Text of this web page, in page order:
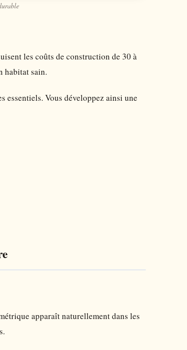
les coûts de construction de 30 à
habitat sain.
essentiels. Vous développez ainsi une
apparaît naturellement dans les